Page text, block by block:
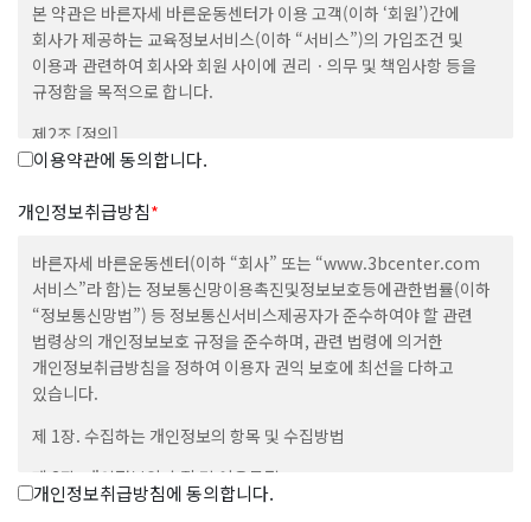
본 약관은 바른자세 바른운동센터가 이용 고객(이하 ‘회원’)간에
회사가 제공하는 교육정보서비스(이하 “서비스”)의 가입조건 및
이용과 관련하여 회사와 회원 사이에 권리ㆍ의무 및 책임사항 등을
규정함을 목적으로 합니다.
제2조 [정의]
① 본 약관에서 사용하는 용어의 정의는 다음과 같습니다.
1.”이용자”라 함은 “회사”의 웹사이트에 접속하여 본 약관에 따라
“회사”가 제공하는 “콘텐츠” 및 제반서비스를 이용하는 “회원” 및
“비회원”을 말합니다.
2.”회원”이라 함은 회사의 웹사이트에 접속하여 본 약관에 동의
함으로써 회사와 이용계약을 체결하고 아이디(ID)를 부여받은 자로서
회사가 제공하는 정보와 서비스를 지속적으로 이용할 수 있는 자를
말합니다.
3.”콘텐츠”라 함은 회사 웹사이트에서 제공하는 온라인 강좌 및 기타
관련정보를 의미함으로서, 정보통신망이용촉진 및 정보보호 등에
관한 법률 제2조 제1항 제1호의 규정에 의한 정보통신망에서
자료 또는 정보를 말합니다.
이용약관에 동의합니다.
개인정보취급방침*
바른자세 바른운동센터(이하 “회사” 또는 “www.3bcenter.com
서비스”라 함)는 정보통신망이용촉진및정보보호등에관한법률(이하
“정보통신망법”) 등 정보통신서비스제공자가 준수하여야 할 관련
법령상의 개인정보보호 규정을 준수하며, 관련 법령에 의거한
개인정보취급방침을 정하여 이용자 권익 보호에 최선을 다하고
있습니다.
제 1장. 수집하는 개인정보의 항목 및 수집방법
제 2장. 개인정보의 수집 및 이용목적
개인정보취급방침에 동의합니다.